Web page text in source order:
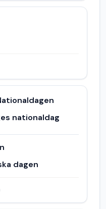
nationaldag
dagen